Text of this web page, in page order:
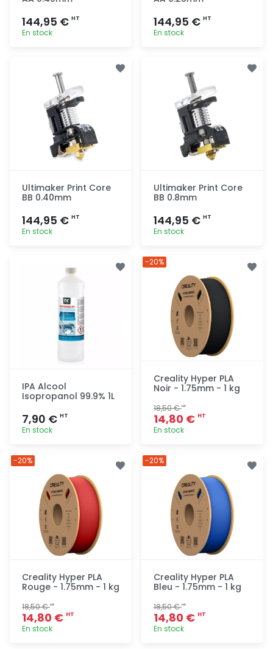
144,95 € HT
En stock
144,95 € HT
En stock
Ultimaker Print Core
BB 0.40mm
144,95 € HT
En stock
rapide
Ultimaker Print Core
BB 0.8mm
144,95 € HT
En stock
IPA Alcool
Isopropanol 99.9% 1L
7,90 € HT
En stock
Creality Hyper PLA
Noir - 1.75mm - 1 kg
18,50 €HT
14,80 € HT
En stock
-20%
Creality Hyper PLA
Rouge - 1.75mm - 1 kg
18,50 €HT
14,80 € HT
En stock
-20%
Creality Hyper PLA
Bleu - 1.75mm - 1 kg
18,50 €HT
14,80 € HT
En stock
-20%